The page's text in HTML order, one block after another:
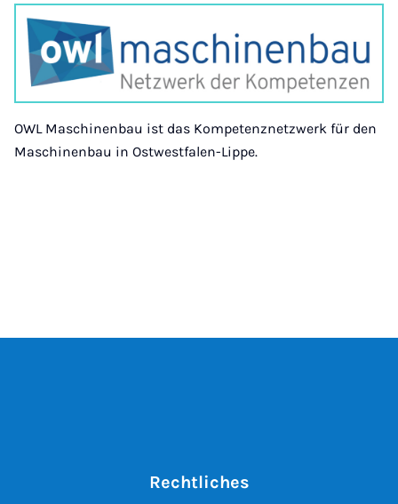
OWL Maschinenbau ist das Kompetenznetzwerk für den
Maschinenbau in Ostwestfalen-Lippe.
Rechtliches